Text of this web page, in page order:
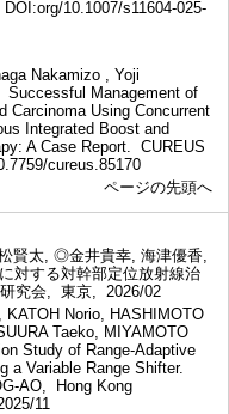
DOI:org/10.1007/s11604-025-
Nakamizo , Yoji
Successful Management of
Carcinoma Using Concurrent
Integrated Boost and
A Case Report. CUREUS
cureus.85170
ページの先頭へ
賢太, ◎金井貴幸, 海津優香,
対する対幹部定位放射線治
究会, 東京, 2026/02
Norio, HASHIMOTO
Taeko, MIYAMOTO
Study of Range-Adaptive
a Variable Range Shifter.
AO, Hong Kong
11